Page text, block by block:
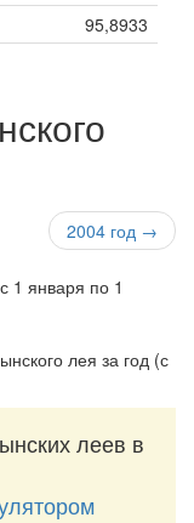
95,8933
2004 год →
лея за год (с
леев в